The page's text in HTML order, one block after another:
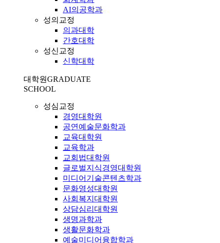
AI의공학과
성의교정
의과대학
간호대학
성신교정
신학대학
대학원GRADUATE
SCHOOL
성심교정
경영대학원
공연예술문화학과
교육대학원
교육학과
교회법대학원
글로벌지식경영대학원
미디어기술콘텐츠학과
문화영성대학원
사회복지대학원
상담심리대학원
생명과학과
생활문화학과
예술미디어융합학과